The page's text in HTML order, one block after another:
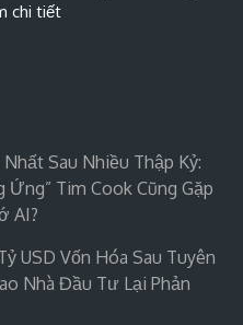
chi tiết
Sau Nhiều Thập Kỷ:
Ứng” Tim Cook Cũng Gặp
AI?
USD Vốn Hóa Sau Tuyên
Nhà Đầu Tư Lại Phản